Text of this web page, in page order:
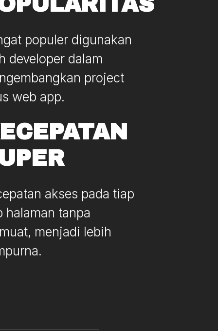
populer digunakan
developer dalam
project
web app.
akses pada tiap
halaman tanpa
menjadi lebih